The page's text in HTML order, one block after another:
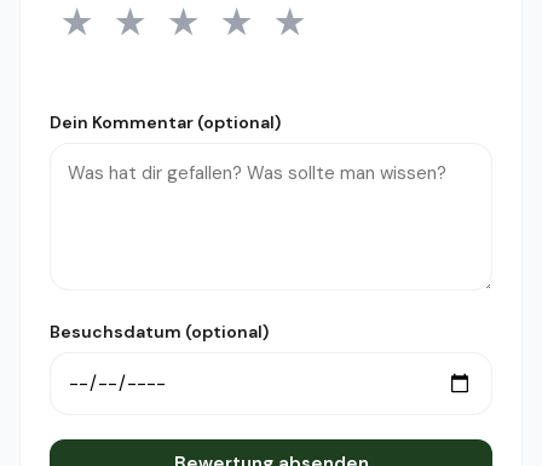
1 Stern
★ 2 Sterne
★ 3 Sterne
★ 4 Sterne
★ 5 Sterne
★
Dein Kommentar (optional)
Besuchsdatum (optional)